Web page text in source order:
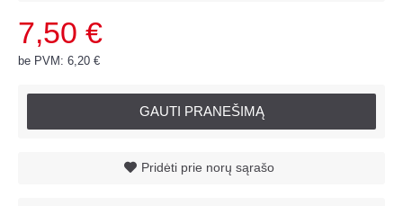
7,50 €
be PVM: 6,20 €
GAUTI PRANEŠIMĄ
Pridėti prie norų sąrašo